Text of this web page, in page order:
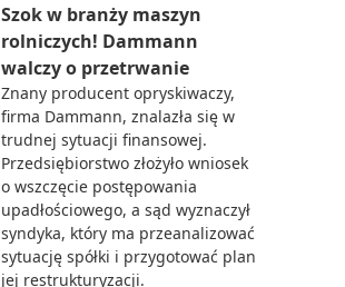
Szok w branży maszyn
rolniczych! Dammann
walczy o przetrwanie
Znany producent opryskiwaczy,
firma Dammann, znalazła się w
trudnej sytuacji finansowej.
Przedsiębiorstwo złożyło wniosek
o wszczęcie postępowania
upadłościowego, a sąd wyznaczył
syndyka, który ma przeanalizować
sytuację spółki i przygotować plan
jej restrukturyzacji.